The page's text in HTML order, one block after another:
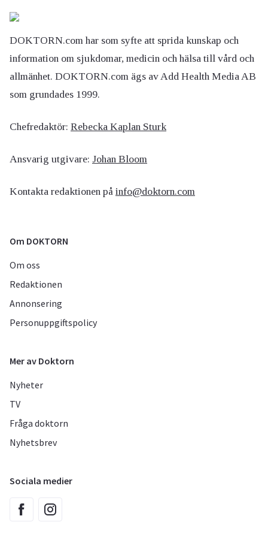
DOKTORN.com har som syfte att sprida kunskap och
information om sjukdomar, medicin och hälsa till vård och
allmänhet. DOKTORN.com ägs av Add Health Media AB
som grundades 1999.
Chefredaktör: Rebecka Kaplan Sturk
Ansvarig utgivare: Johan Bloom
Kontakta redaktionen på info@doktorn.com
Om DOKTORN
Om oss
Redaktionen
Annonsering
Personuppgiftspolicy
Mer av Doktorn
Nyheter
TV
Fråga doktorn
Nyhetsbrev
Sociala medier